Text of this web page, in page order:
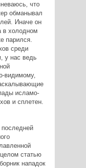
что
обманывал
Иначе он
в холодном
парился.
среди
у нас ведь
видимому,
исламо-
и сплетен.
статью
нападок